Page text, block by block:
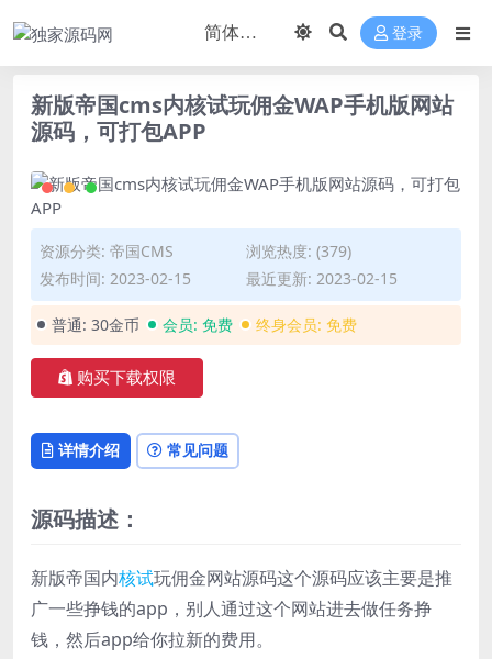
登录
新版帝国cms内核试玩佣金WAP手机版网站
源码，可打包APP
资源分类: 帝国CMS
浏览热度: (379)
发布时间: 2023-02-15
最近更新: 2023-02-15
普通: 30金币 会员: 免费 终身会员: 免费
购买下载权限
详情介绍 常见问题
源码描述：
新版帝国内核试玩佣金网站源码这个源码应该主要是推
广一些挣钱的app，别人通过这个网站进去做任务挣
钱，然后app给你拉新的费用。